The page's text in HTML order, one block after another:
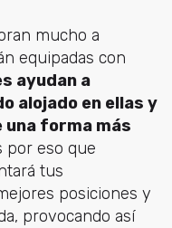
mucho a
equipadas con
ayudan a
alojado en ellas y
una forma más
por eso que
tus
posiciones y
provocando así